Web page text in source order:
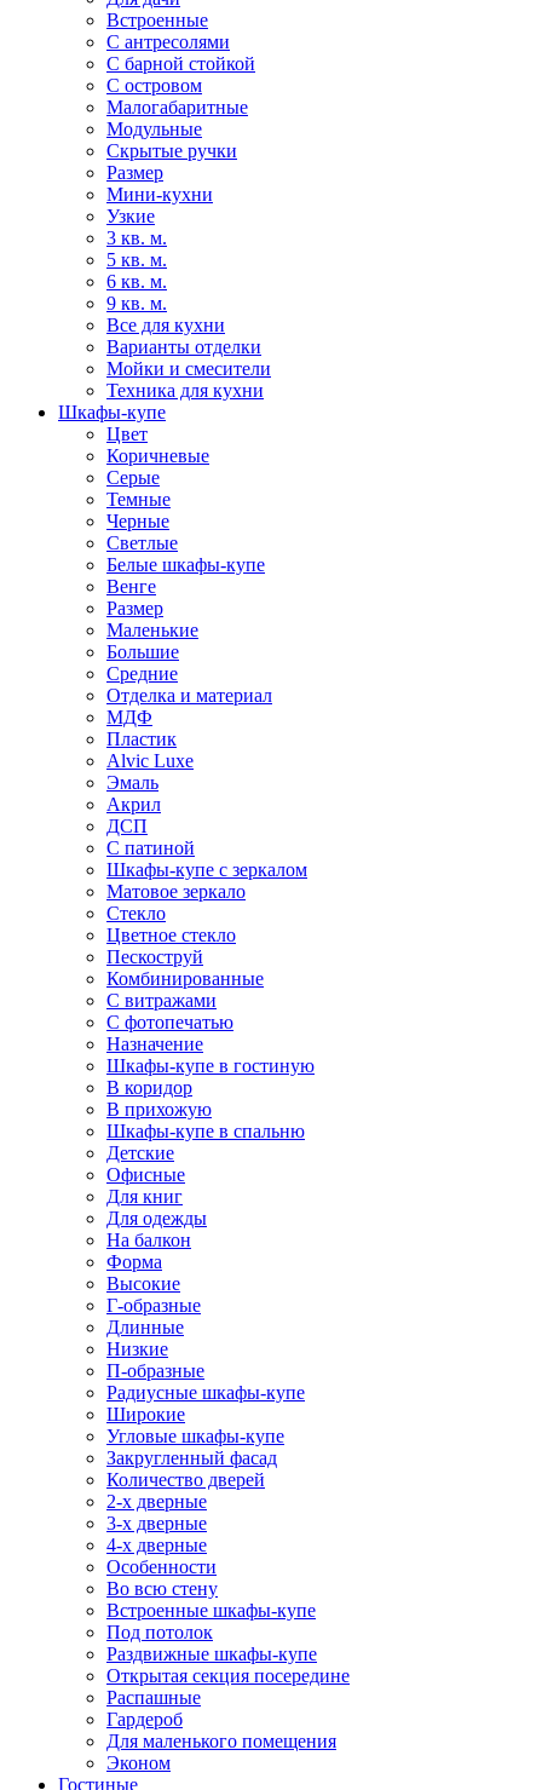
Встроенные
С антресолями
С барной стойкой
С островом
Малогабаритные
Модульные
Скрытые ручки
Размер
Мини-кухни
Узкие
3 кв. м.
5 кв. м.
6 кв. м.
9 кв. м.
Все для кухни
Варианты отделки
Мойки и смесители
Техника для кухни
Шкафы-купе
Цвет
Коричневые
Серые
Темные
Черные
Светлые
Белые шкафы-купе
Венге
Размер
Маленькие
Большие
Средние
Отделка и материал
МДФ
Пластик
Alvic Luxe
Эмаль
Акрил
ДСП
С патиной
Шкафы-купе с зеркалом
Матовое зеркало
Стекло
Цветное стекло
Пескоструй
Комбинированные
С витражами
С фотопечатью
Назначение
Шкафы-купе в гостиную
В коридор
В прихожую
Шкафы-купе в спальню
Детские
Офисные
Для книг
Для одежды
На балкон
Форма
Высокие
Г-образные
Длинные
Низкие
П-образные
Радиусные шкафы-купе
Широкие
Угловые шкафы-купе
Закругленный фасад
Количество дверей
2-х дверные
3-х дверные
4-х дверные
Особенности
Во всю стену
Встроенные шкафы-купе
Под потолок
Раздвижные шкафы-купе
Открытая секция посередине
Распашные
Гардероб
Для маленького помещения
Эконом
Гостиные